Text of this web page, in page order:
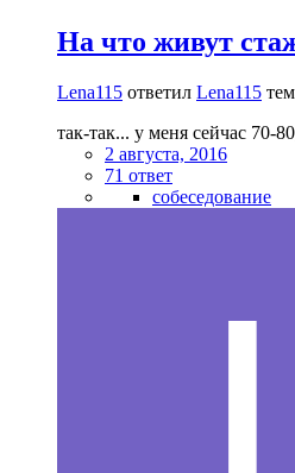
На что живут
Lena115 ответил Lena115
так-так... у меня сейчас 70-
2 августа, 2016
71 ответ
собеседование